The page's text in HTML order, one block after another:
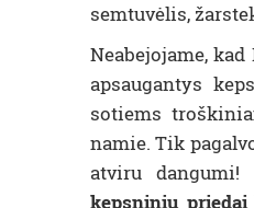
semtuvėlis,
Neabejojame,
apsaugantys
sotiems
namie. Tik
atviru
kepsninių priedai